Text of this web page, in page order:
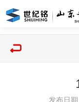
发布日